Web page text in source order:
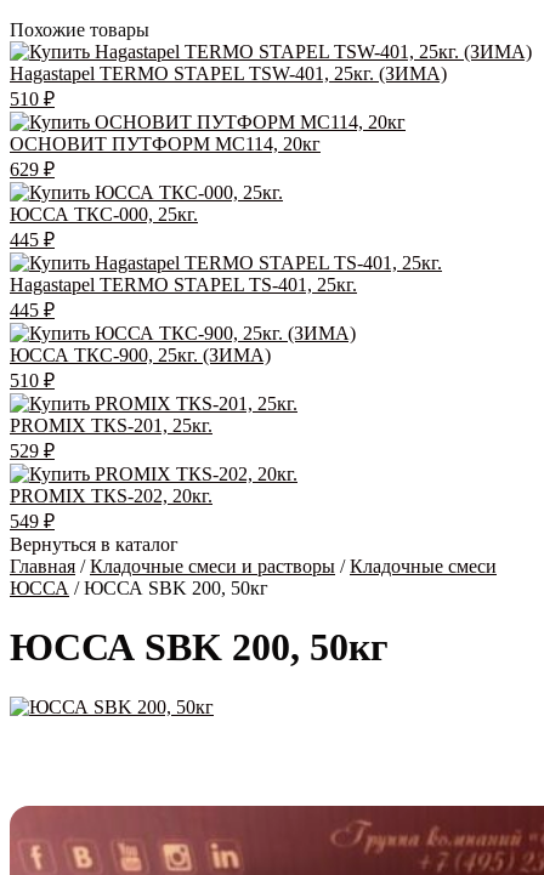
Похожие товары
Hagastapel TERMO STAPEL TSW-401, 25кг. (ЗИМА)
510 ₽
ОСНОВИТ ПУТФОРМ MC114, 20кг
629 ₽
ЮССА ТКС-000, 25кг.
445 ₽
Hagastapel TERMO STAPEL TS-401, 25кг.
445 ₽
ЮССА ТКС-900, 25кг. (ЗИМА)
510 ₽
PROMIX ТКS-201, 25кг.
529 ₽
PROMIX ТКS-202, 20кг.
549 ₽
Вернуться в каталог
Главная /Кладочные смеси и растворы /Кладочные смеси
ЮССА / ЮССА SBK 200, 50кг
ЮССА SBK 200, 50кг